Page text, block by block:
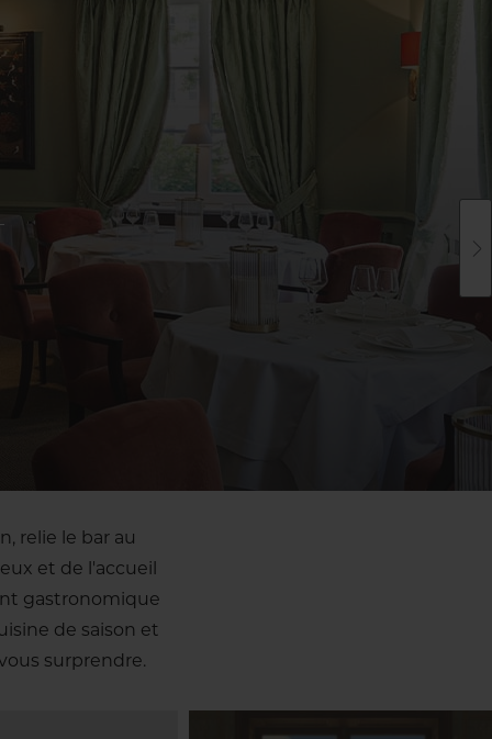
relie le bar au
et de l'accueil
gastronomique
de saison et
surprendre.